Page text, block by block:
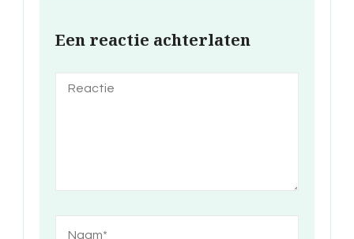
Een reactie achterlaten